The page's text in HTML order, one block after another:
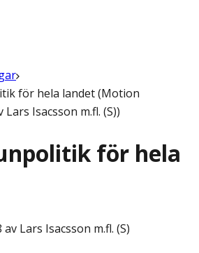
för hela landet (Motion
Lars Isacsson m.fl. (S))
för hela
av Lars Isacsson m.fl. (S)